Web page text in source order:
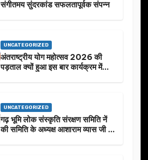
संगीतमय सुंदरकांड सफलतापूर्वक संपन्न
UNCATEGORIZED
अंतराष्ट्रीय योग महोत्सव 2026 की
पड़ताल क्यों हुआ इस बार कार्यक्रम में
UNCATEGORIZED
गढ़ भूमि लोक संस्कृति संरक्षण समिति नें
की समिति के अध्यक्ष आशाराम व्यास जी के